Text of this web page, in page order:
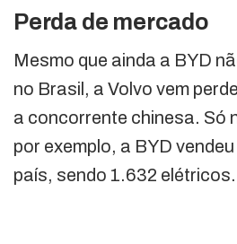
Perda de mercado
Mesmo que ainda a BYD
no Brasil, a Volvo vem
a concorrente chinesa. Só
por exemplo, a BYD
país, sendo 1.632 elétricos.